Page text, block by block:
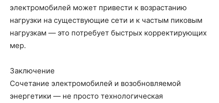
электромобилей может привести к возрастанию
нагрузки на существующие сети и к частым пиковым
нагрузкам — это потребует быстрых корректирующих
мер.
Заключение
Сочетание электромобилей и возобновляемой
энергетики — не просто технологическая